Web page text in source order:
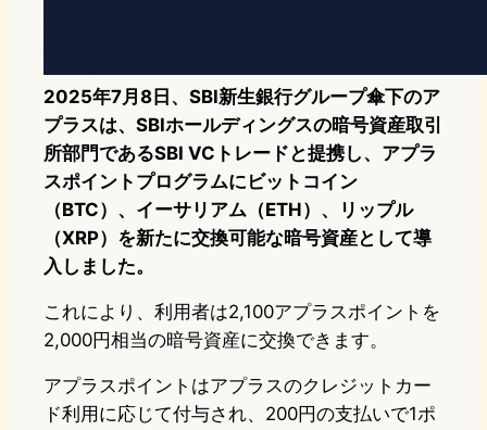
2025年7月8日、SBI新生銀行グループ傘下のア
プラスは、SBIホールディングスの暗号資産取引
所部門であるSBI VCトレードと提携し、アプラ
スポイントプログラムにビットコイン
（BTC）、イーサリアム（ETH）、リップル
（XRP）を新たに交換可能な暗号資産として導
入しました。
これにより、利用者は2,100アプラスポイントを
2,000円相当の暗号資産に交換できます。
アプラスポイントはアプラスのクレジットカー
ド利用に応じて付与され、200円の支払いで1ポ